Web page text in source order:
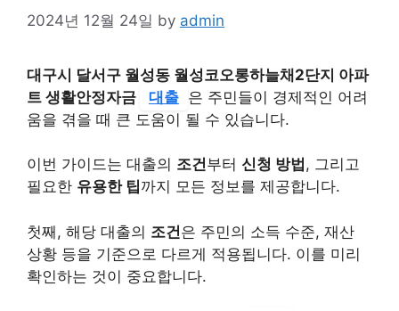
2024년 12월 24일 by admin
대구시 달서구 월성동 월성코오롱하늘채2단지 아파
트 생활안정자금
대출 은 주민들이 경제적인 어려
움을 겪을 때 큰 도움이 될 수 있습니다.
이번 가이드는 대출의 조건부터 신청 방법 , 그리고
필요한 유용한 팁까지 모든 정보를 제공합니다.
첫째, 해당 대출의 조건은 주민의 소득 수준, 재산
상황 등을 기준으로 다르게 적용됩니다. 이를 미리
확인하는 것이 중요합니다.